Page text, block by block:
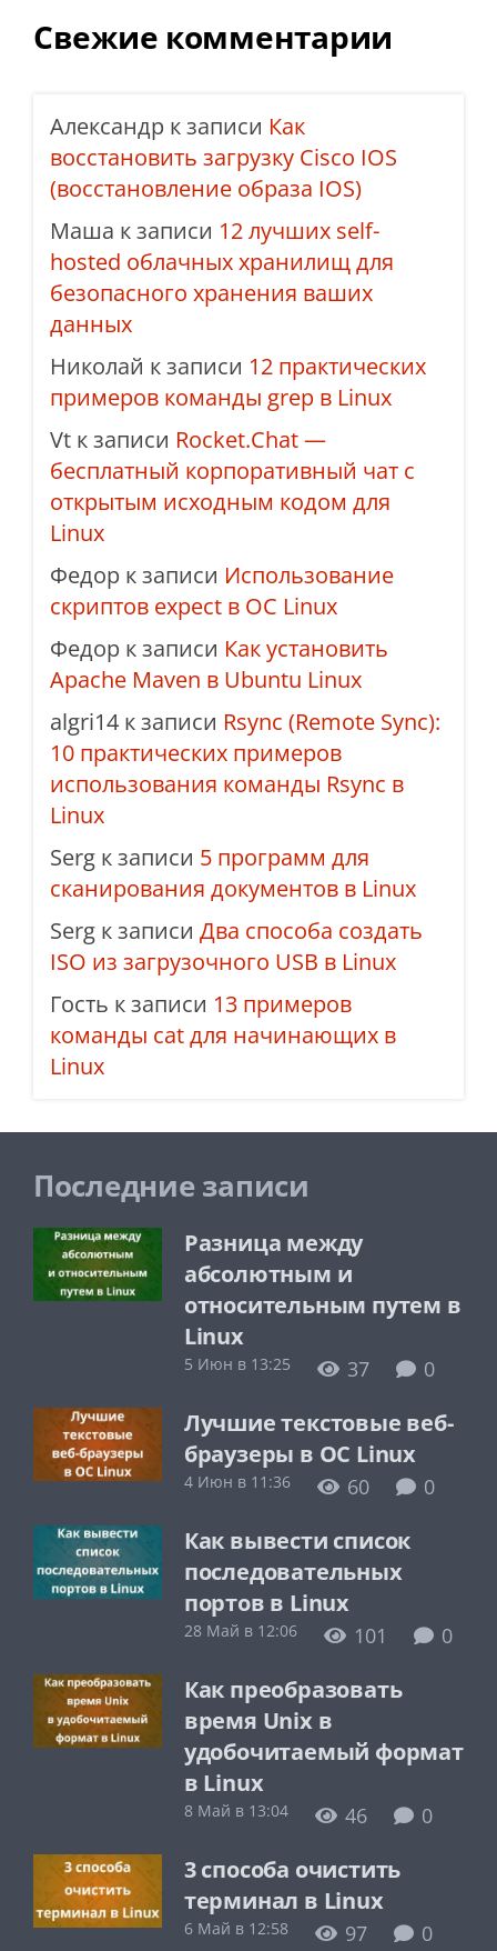
Свежие комментарии
Александр к записи Как
восстановить загрузку Cisco IOS
(восстановление образа IOS)
Маша к записи 12 лучших self-
hosted облачных хранилищ для
безопасного хранения ваших
данных
Николай к записи 12 практических
примеров команды grep в Linux
Vt к записи Rocket.Chat —
бесплатный корпоративный чат с
открытым исходным кодом для
Linux
Федор к записи Использование
скриптов expect в ОС Linux
Федор к записи Как установить
Apache Maven в Ubuntu Linux
algri14 к записи Rsync (Remote Sync):
10 практических примеров
использования команды Rsync в
Linux
Serg к записи 5 программ для
сканирования документов в Linux
Serg к записи Два способа создать
ISO из загрузочного USB в Linux
Гость к записи 13 примеров
команды cat для начинающих в
Linux
Последние записи
Разница между
абсолютным и
относительным путем в
Linux
5 Июн в 13:25 37 0
Лучшие текстовые веб-
браузеры в ОС Linux
4 Июн в 11:36 60 0
Как вывести список
последовательных
портов в Linux
28 Май в 12:06 101 0
Как преобразовать
время Unix в
удобочитаемый формат
в Linux
8 Май в 13:04 46 0
3 способа очистить
терминал в Linux
6 Май в 12:58 97 0